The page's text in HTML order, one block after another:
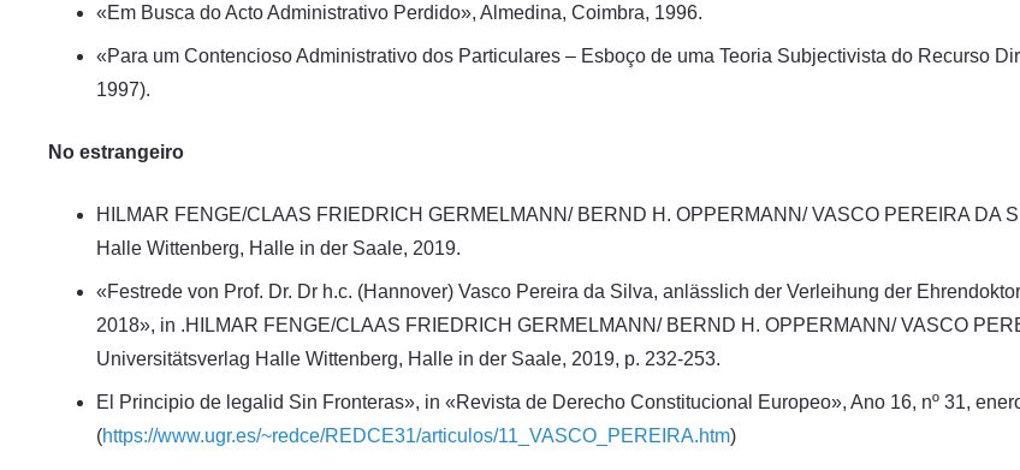
«Em Busca do Acto Administrativo Perdido», Almedina, Coimbra, 1996.
«Para um Contencioso Administrativo dos Particulares – Esboço de uma Teoria Subjectivista do Recurso
1997).
No estrangeiro
HILMAR FENGE/CLAAS FRIEDRICH GERMELMANN/ BERND H. OPPERMANN/ VASCO PEREIRA DA
Halle Wittenberg, Halle in der Saale, 2019.
«Festrede von Prof. Dr. Dr h.c. (Hannover) Vasco Pereira da Silva, anlässlich der Verleihung der
2018», in .HILMAR FENGE/CLAAS FRIEDRICH GERMELMANN/ BERND H. OPPERMANN/ VASCO
Universitätsverlag Halle Wittenberg, Halle in der Saale, 2019, p. 232-253.
El Principio de legalid Sin Fronteras», in «Revista de Derecho Constitucional Europeo», Ano 16, nº 31,
(https://www.ugr.es/~redce/REDCE31/articulos/11_VASCO_PEREIRA.htm)